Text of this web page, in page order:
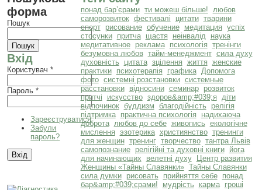
форма
Пошук
Вхід
Користувач*
Пароль*
Зареєструватися
Забули
пароль?
понад бар’єрами ти можеш більше!
любов
саморозвиток фестивалі цитати тварини
спорт
рисование обучение медитация успіх
стосунки
притча щастя неінвалід
наука
медитативное
реклама психологія тренінги
безумовна любов тайм-менеджмент сила духу
духовність
цитата зцілення життя женские
практики
психотерапія графика
Допомога
фото системні розстановки системные
расстановки
відносини семинар
розвиток
притчі
искусство здоров&amp;#039;я
діти
відпочинок буддизм благодійність
релігія
підтримка
практична психологія
надихаюча
доброта
любов до себе живопись екологічне
мислення эзотерика християнство тренинги
для женщин тренинг творчество тантра Львів
самопознание
релігійні та духовні книги
йога
для начинающих
велетні духу
Центр развития
Женщины «Тайны Славянки» Тайны Славянки
сила думки
рисовать прийняття себе
понад
бар&amp;#039;єрами!
мудрість карма
гроші